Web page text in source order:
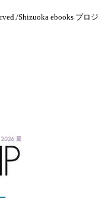
Shizuoka ebooks プロジ